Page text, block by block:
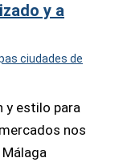
y a
ciudades de
y estilo para
nos